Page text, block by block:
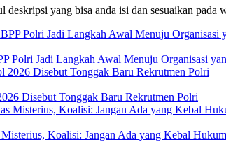
deskripsi yang bisa anda isi dan sesuaikan pada
Polri Jadi Langkah Awal Menuju Organisasi
Disebut Tonggak Baru Rekrutmen Polri
Koalisi: Jangan Ada yang Kebal